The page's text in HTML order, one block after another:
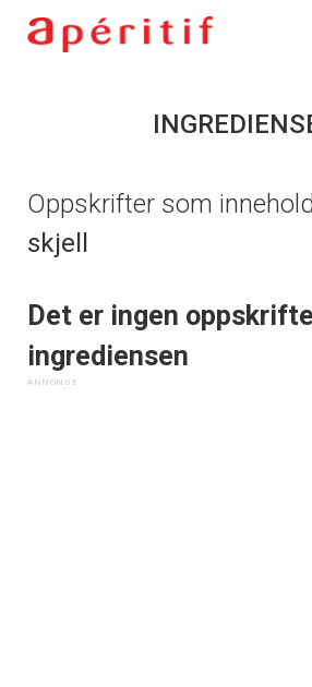
Oppskrifter som
skjell
Det er ingen
ingrediensen